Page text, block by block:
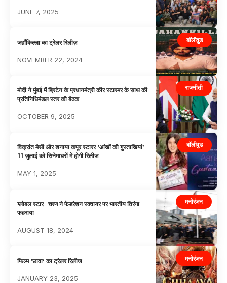
JUNE 7, 2025
बॉलीवुड
जहाँकिल्ला का ट्रेलर रिलीज़
NOVEMBER 22, 2024
राजनीती
मोदी ने मुंबई में ब्रिटेन के प्रधानमंत्री कीर स्टारमर के साथ की
प्रतिनिधिमंडल स्तर की बैठक
OCTOBER 9, 2025
बॉलीवुड
विक्रांत मैसी और शनाया कपूर स्टारर ‘आंखों की गुस्ताखियां’
11 जुलाई को सिनेमाघरों में होगी रिलीज
MAY 1, 2025
मनोरंजन
ग्लोबल स्टार चरण ने फेडरेशन स्क्वायर पर भारतीय तिरंगा
फहराया
AUGUST 18, 2024
मनोरंजन
फिल्म ‘छावा’ का ट्रेलर रिलीज
JANUARY 23, 2025